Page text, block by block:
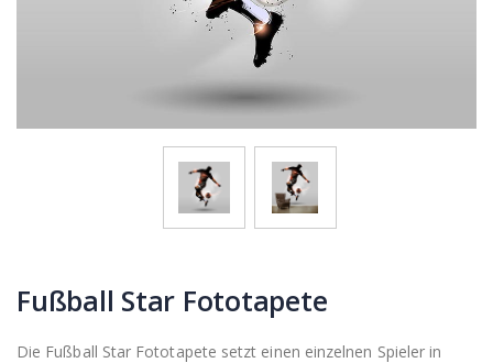
Fußball Star Fototapete
Die Fußball Star Fototapete setzt einen einzelnen Spieler in